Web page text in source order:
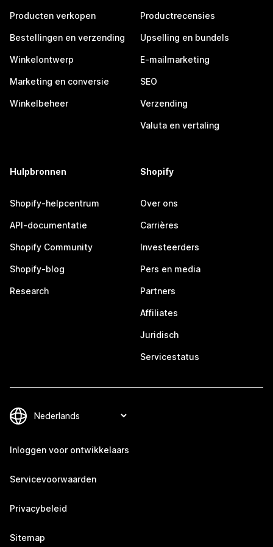
Producten verkopen
Bestellingen en verzending
Winkelontwerp
Marketing en conversie
Winkelbeheer
Productrecensies
Upselling en bundels
E-mailmarketing
SEO
Verzending
Valuta en vertaling
Hulpbronnen
Shopify-helpcentrum
API-documentatie
Shopify Community
Shopify-blog
Research
Shopify
Over ons
Carrières
Investeerders
Pers en media
Partners
Affiliates
Juridisch
Servicestatus
Inloggen voor ontwikkelaars
Servicevoorwaarden
Privacybeleid
Sitemap